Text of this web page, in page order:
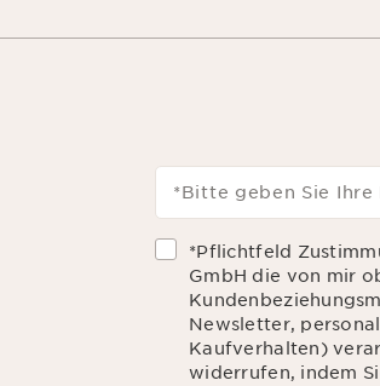
*Bitte geben Sie Ihre
*Pflichtfeld
GmbH die von mir
Newsletter,
Kaufverhalten)
widerrufen, indem